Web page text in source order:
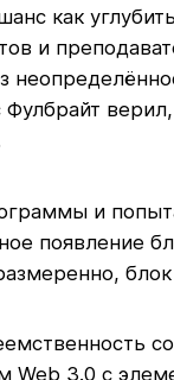
как
и
и
появление
3.0 с